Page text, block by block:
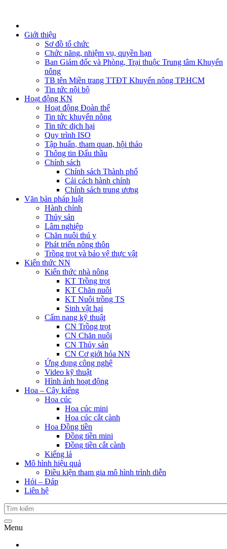
Giới thiệu
Sơ đồ tổ chức
Chức năng, nhiệm vụ, quyền hạn
Ban Giám đốc và Phòng, Trại thuộc Trung tâm Khuyến
nông
TB tên Miền trang TTĐT Khuyến nông TP.HCM
Tin tức nội bộ
Hoạt động KN
Hoạt động Đoàn thể
Tin tức khuyến nông
Tin tức dịch hại
Quy trình ISO
Tập huấn, tham quan, hội thảo
Thông tin Đấu thầu
Chính sách
Chính sách Thành phố
Cải cách hành chính
Chính sách trung ương
Văn bản pháp luật
Hành chính
Thủy sản
Lâm nghiệp
Chăn nuôi thú y
Phát triển nông thôn
Trồng trọt và bảo vệ thực vật
Kiến thức NN
Kiến thức nhà nông
KT Trồng trọt
KT Chăn nuôi
KT Nuôi trồng TS
Sinh vật hại
Cẩm nang kỹ thuật
CN Trồng trọt
CN Chăn nuôi
CN Thủy sản
CN Cơ giới hóa NN
Ứng dụng công nghệ
Video kỹ thuật
Hình ảnh hoạt động
Hoa – Cây kiểng
Hoa cúc
Hoa cúc mini
Hoa cúc cắt cành
Hoa Đồng tiền
Đồng tiền mini
Đồng tiền cắt cành
Kiểng lá
Mô hình hiệu quả
Điều kiện tham gia mô hình trình diễn
Hỏi – Đáp
Liên hệ
Menu